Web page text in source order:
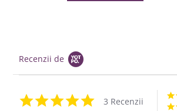
Recenzii de
5.0 star rating
3 Recenzii